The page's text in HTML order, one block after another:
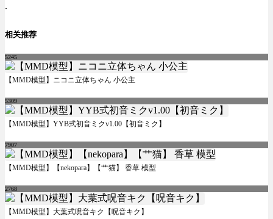
.
相关推荐
5245
【MMD模型】ニコニ立体ちゃん 小公主
5309
【MMD模型】YYB式初音ミクv1.00【初音ミク】
7907
【MMD模型】【nekopara】【艹猫】 香草 模型
2768
【MMD模型】大葉式呪音キク【呪音キク】